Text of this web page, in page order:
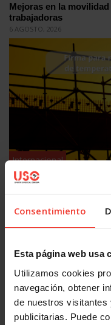
Consentimiento
Esta página web usa
Utilizamos cookies
navegación, obtener
de nuestros visitantes
publicitarias. Puede
Mejoras en la
trabajadoras
6 AGOSTO, 2026
Internacional
USO se suma a la
al calor